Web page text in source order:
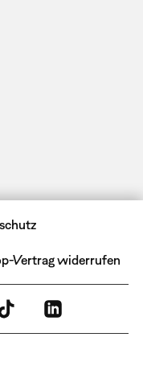
Vertrag widerrufen